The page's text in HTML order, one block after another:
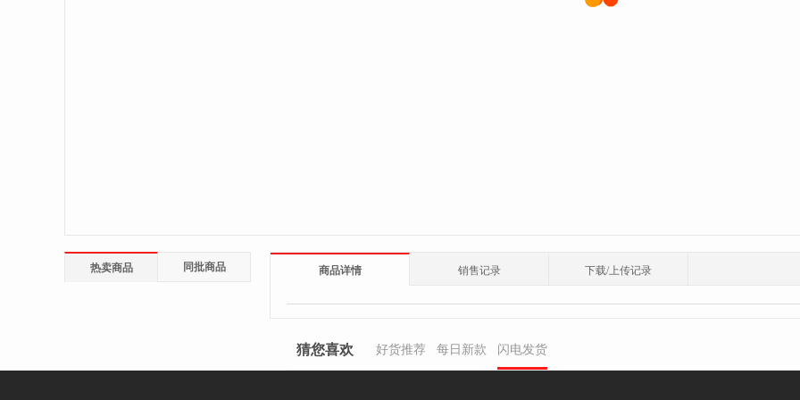
热卖商品 同批商品 商品详情 销售记录 下载/上传记录
猜您喜欢 好货推荐 每日新款 闪电发货